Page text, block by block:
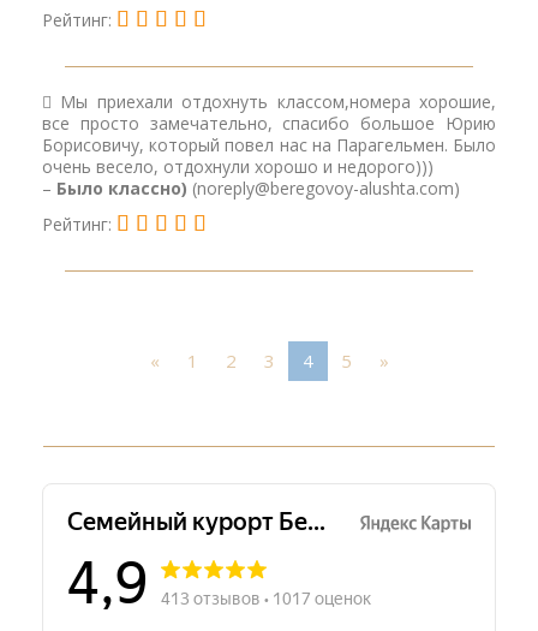
Рейтинг:
Мы приехали отдохнуть классом,номера хорошие,
все просто замечательно, спасибо большое Юрию
Борисовичу, который повел нас на Парагельмен. Было
очень весело, отдохнули хорошо и недорого)))
– Было классно) (noreply@beregovoy-alushta.com)
Рейтинг:
« 1 2 3 4 5 »